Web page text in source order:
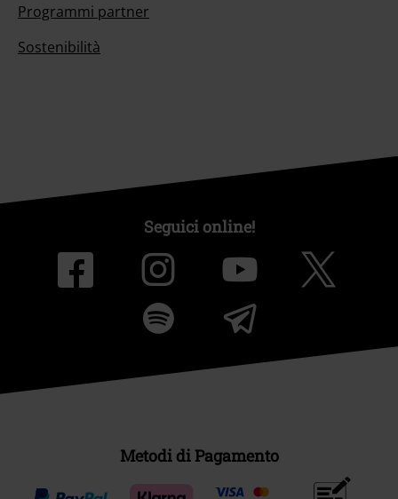
Programmi partner
Sostenibilità
Seguici online!
Metodi di Pagamento